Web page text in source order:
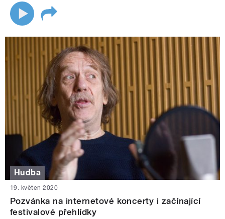
Hudba
19. květen 2020
Pozvánka na internetové koncerty i začínající
festivalové přehlídky